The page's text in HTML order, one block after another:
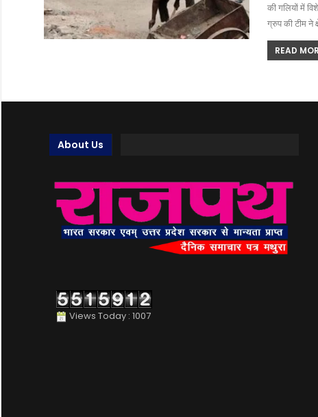
की गलियों में
ग्रुप की टीम ने
READ
About Us
Views Today : 1007